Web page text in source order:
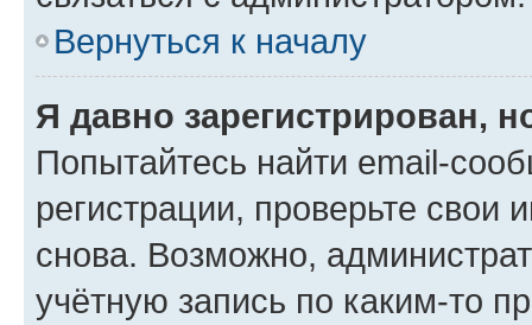
Вернуться к началу
Я давно зарегистрирован,
Попытайтесь найти email-
регистрации, проверьте свои
снова. Возможно,
учётную запись по каким-то